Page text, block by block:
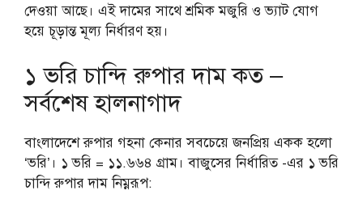
দেওয়া আছে। এই দামের সাথে শ্রমিক মজুরি ও ভ্যাট যোগ
হয়ে চূড়ান্ত মূল্য নির্ধারণ হয়।
১ ভরি চান্দি রুপার দাম কত–
সর্বশেষ হালনাগাদ
বাংলাদেশে রুপার গহনা কেনার সবচেয়ে জনপ্রিয় একক হলো
‘ভরি’। ১ ভরি = ১১.৬৬৪ গ্রাম। বাজুসের নির্ধারিত -এর ১ ভরি
চান্দি রুপার দাম নিম্নরূপ: